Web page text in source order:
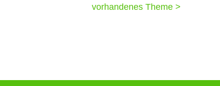
vorhandenes Theme >